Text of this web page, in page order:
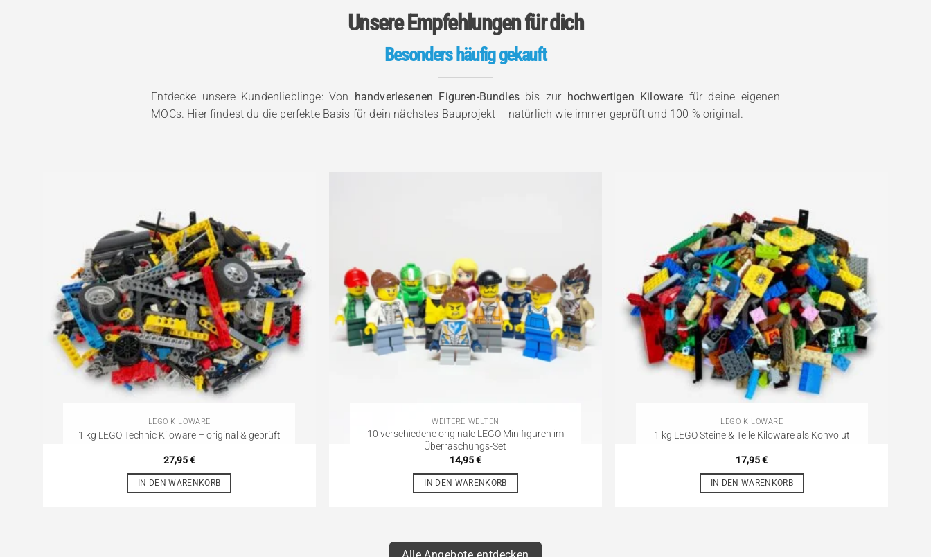
Unsere Empfehlungen für dich
Besonders häufig gekauft
Entdecke unsere Kundenlieblinge: Von handverlesenen Figuren-Bundlesbis zur hochwertigen Kiloware für deine eigenen
MOCs. Hier findest du die perfekte Basis für dein nächstes Bauprojekt – natürlich wie immer geprüft und 100 % original.
LEGO KILOWARE
1 kg LEGO Technic Kiloware – original & geprüft
27,95€
IN DEN WARENKORB
WEITERE WELTEN
10 verschiedene originale LEGO Minifiguren im
Überraschungs-Set
14,95€
IN DEN WARENKORB
LEGO KILOWARE
1 kg LEGO Steine & Teile Kiloware als Konvolut
17,95€
IN DEN WARENKORB